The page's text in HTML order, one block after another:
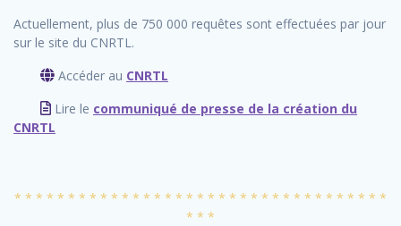
Actuellement, plus de 750 000 requêtes sont effectuées par jour
sur le site du CNRTL.
Accéder au CNRTL
Lire le communiqué de presse de la création du
CNRTL
* * * * * * * * * * * * * * * * * * * * * * * * * * * * * * * * * * *
* * *